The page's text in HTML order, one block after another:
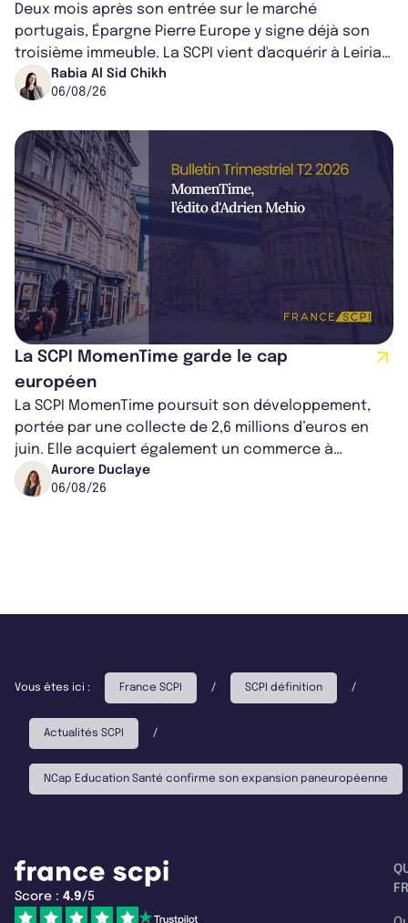
Deux mois après son entrée sur le marché
portugais, Épargne Pierre Europe y signe déjà son
troisième immeuble. La SCPI vient d'acquérir à Leiria,
dans le centre du pays, un établis...
Rabia Al Sid Chikh
06/08/26
La SCPI MomenTime garde le cap
européen
La SCPI MomenTime poursuit son développement,
portée par une collecte de 2,6 millions d’euros en
juin. Elle acquiert également un commerce à
Worcester, place une plateforme logisti...
Aurore Duclaye
06/08/26
Vous êtes ici : France SCPI / SCPI définition /
Actualités SCPI /
NCap Education Santé confirme son expansion paneuropéenne
Score : 4.9/5